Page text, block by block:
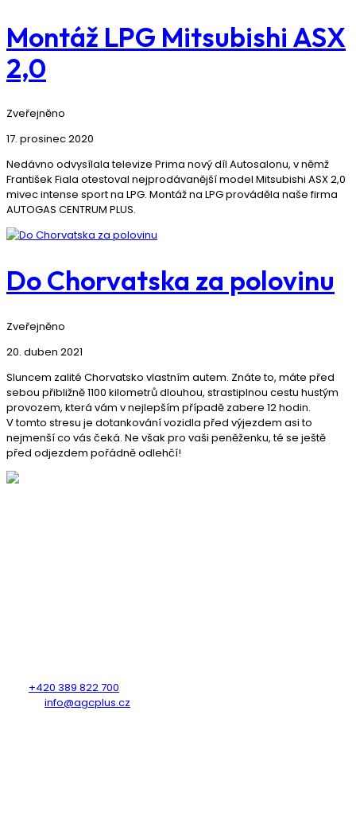
Montáž LPG Mitsubishi ASX
2,0
Zveřejněno
17. prosinec 2020
Nedávno odvysílala televize Prima nový díl Autosalonu, v němž
František Fiala otestoval nejprodávanější model Mitsubishi ASX 2,0
mivec intense sport na LPG. Montáž na LPG prováděla naše firma
AUTOGAS CENTRUM PLUS.
Do Chorvatska za polovinu
Zveřejněno
20. duben 2021
Sluncem zalité Chorvatsko vlastním autem. Znáte to, máte před
sebou přibližně 1100 kilometrů dlouhou, strastiplnou cestu hustým
provozem, která vám v nejlepším případě zabere 12 hodin.
V tomto stresu je dotankování vozidla před výjezdem asi to
nejmenší co vás čeká. Ne však pro vaši peněženku, té se ještě
před odjezdem pořádně odlehčí!
+420 389 822 700
info@agcplus.cz